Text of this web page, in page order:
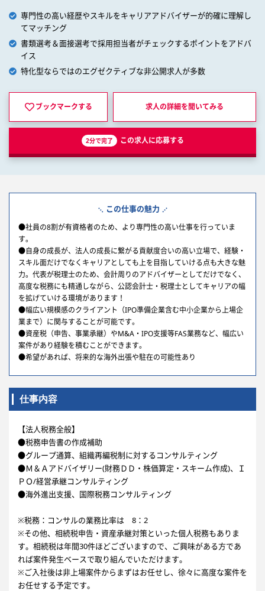
専門性の高い経歴やスキルをキャリアアドバイザーが的確に理解し
てマッチング
書類選考＆面接選考で採用担当者がチェックするポイントをアドバ
イス
特化型ならではのエグゼクティブな非公開求人が多数
ブックマークする 求人の詳細を聞いてみる
2分で完了 この求人に応募する
この仕事の魅力
●社員の8割が有資格者のため、より専門性の高い仕事を行っていま
す。
●自身の成長が、法人の成長に繋がる貢献度合いの高い立場で、経験・
スキル面だけでなくキャリアとしても上を目指していける点も大きな魅
力。代表が税理士のため、会計周りのアドバイザーとしてだけでなく、
高度な税務にも精通しながら、公認会計士・税理士としてキャリアの幅
を拡げていける環境があります！
●幅広い規模感のクライアント（IPO準備企業含む中小企業から上場企
業まで）に関与することが可能です。
●資産税（申告、事業承継）やM&A・IPO支援等FAS業務など、幅広い
案件があり経験を積むことができます。
●希望があれば、将来的な海外出張や駐在の可能性あり
仕事内容
【法人税務全般】
●税務申告書の作成補助
●グループ通算、組織再編税制に対するコンサルティング
●Ｍ＆Ａアドバイザリー(財務ＤＤ・株価算定・スキーム作成)、Ｉ
ＰＯ/経営承継コンサルティング
●海外進出支援、国際税務コンサルティング
※税務：コンサルの業務比率は 8：2
※その他、相続税申告・資産承継対策といった個人税務もありま
す。相続税は年間30件ほどございますので、ご興味がある方であ
れば案件発生ベースで取り組んでいただけます。
※ご入社後は非上場案件からまずはお任せし、徐々に高度な案件を
お任せする予定です。